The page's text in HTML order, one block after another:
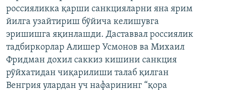
россияликка қарши санкцияларни яна ярим
йилга узайтириш бўйича келишувга
эришишга яқинлашди. Даставвал россиялик
тадбиркорлар Алишер Усмонов ва Михаил
Фридман дохил саккиз кишини санкция
рўйхатидан чиқарилиши талаб қилган
Венгрия улардан уч нафарининг “қора